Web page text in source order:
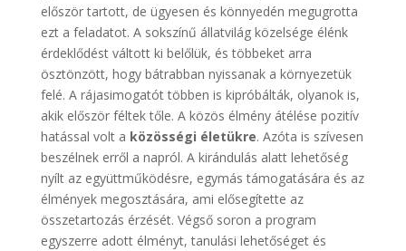
először tartott, de ügyesen és könnyedén megugrotta
ezt a feladatot. A sokszínű állatvilág közelsége élénk
érdeklődést váltott ki belőlük, és többeket arra
ösztönzött, hogy bátrabban nyissanak a környezetük
felé. A rájasimogatót többen is kipróbálták, olyanok is,
akik először féltek tőle. A közös élmény átélése pozitív
hatással volt a közösségi életükre. Azóta is szívesen
beszélnek erről a napról. A kirándulás alatt lehetőség
nyílt az együttműködésre, egymás támogatására és az
élmények megosztására, ami elősegítette az
összetartozás érzését. Végső soron a program
egyszerre adott élményt, tanulási lehetőséget és